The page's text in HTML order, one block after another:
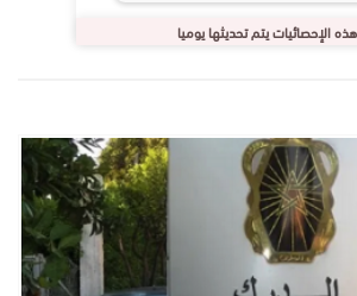
هذه الإحصائيات يتم تحديثها يوميا